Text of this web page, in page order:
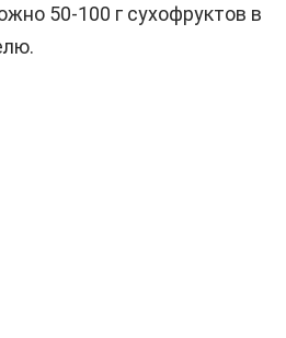
50-100 г сухофруктов в